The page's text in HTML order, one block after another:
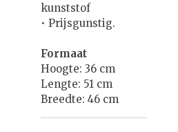
kunststof
• Prijsgunstig.
Formaat
Hoogte: 36 cm
Lengte: 51 cm
Breedte: 46 cm